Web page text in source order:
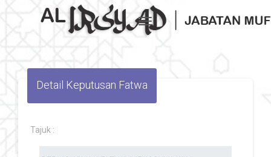
Toggle navigation
Detail Keputusan Fatwa
Tajuk :